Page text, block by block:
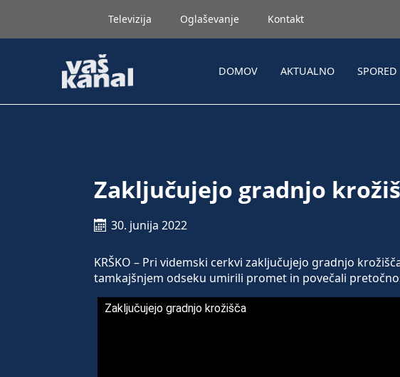
Televizija Oglaševanje Kontakt
DOMOV AKTUALNO SPORED
Zaključujejo gradnjo
30. junija 2022
KRŠKO – Pri videmski cerkvi zaključujejo gradnjo
tamkajšnjem odseku umirili promet in povečali
Zaključujejo gradnjo krožišča